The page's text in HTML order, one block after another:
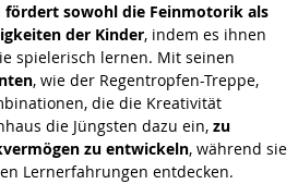
fördert sowohl die Feinmotorik als
der Kinder, indem es ihnen
spielerisch lernen. Mit seinen
, wie der Regentropfen-Treppe,
die die Kreativität
die Jüngsten dazu ein, zu
zu entwickeln, während sie
Lernerfahrungen entdecken.